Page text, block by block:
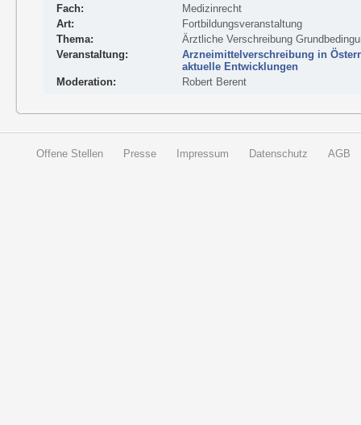
Fach:
Medizinrecht
Art:
Fortbildungsveranstaltung
Thema:
Ärztliche Verschreibung
Veranstaltung:
Arzneimittelverschreibung in
aktuelle Entwicklungen
Moderation:
Robert Berent
Offene Stellen Presse Impressum Datenschutz AGB